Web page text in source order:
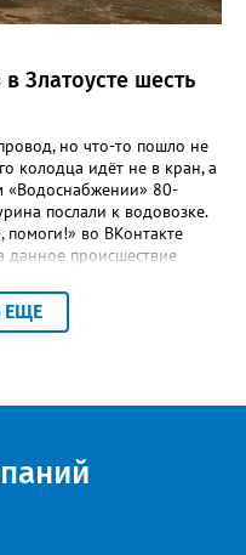
Златоусте шесть
но что-то пошло не
колодца идёт не в кран, а
«Водоснабжении» 80-
послали к водовозке.
помоги!» во ВКонтакте
данное происшествие
организации
ул. Островского, 7,
есть комментарий
условиях горной
бурения иногда
- Зачастую
ЕЩЕ